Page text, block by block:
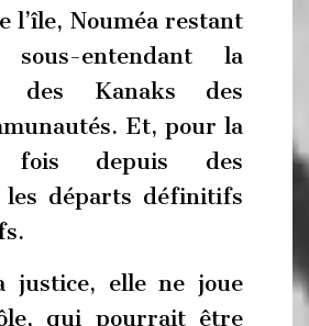
l’île, Nouméa restant
sous-entendant la
des Kanaks des
Et, pour la
fois depuis des
les départs définitifs
justice, elle ne joue
qui pourrait être